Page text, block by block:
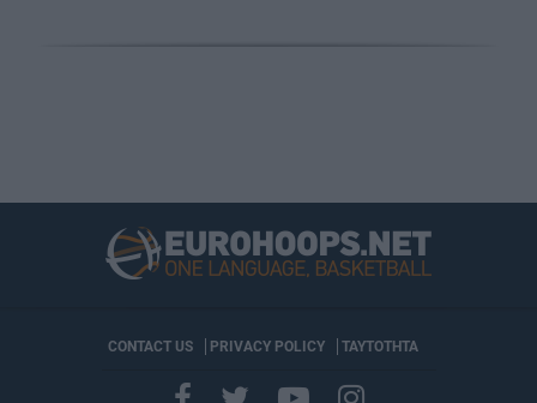
CONTACT US PRIVACY POLICY ΤΑΥΤΟΤΗΤΑ